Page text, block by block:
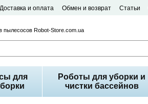
Доставка и оплата Обмен и возврат Статьи
пылесосов Robot-Store.com.ua
для
Роботы для уборки и
чистки бассейнов